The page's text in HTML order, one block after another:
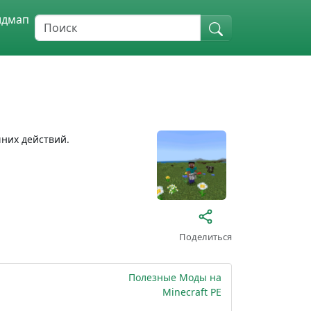
действий.
Поделиться
Полезные Моды на
Minecraft PE